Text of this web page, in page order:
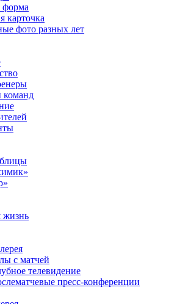
форма
карточка
фото разных лет
команд
жизнь
с матчей
телевидение
пресс-конференции